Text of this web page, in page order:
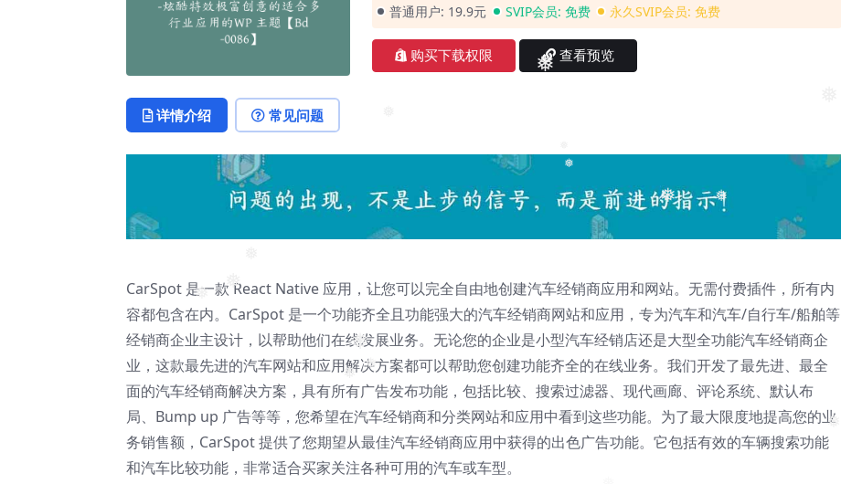
❅
❅
❅
❅
❅
❅
❅
❅
❅
普通用户: 19.9元 SVIP会员: 免费 永久SVIP会员: 免费
购买下载权限 查看预览
详情介绍 常见问题
CarSpot 是一款 React Native 应用，让您可以完全自由地创建汽车经销商应用和网站。无需付费插件，所有内
容都包含在内。CarSpot 是一个功能齐全且功能强大的汽车经销商网站和应用，专为汽车和汽车/自行车/船舶等
经销商企业主设计，以帮助他们在线发展业务。无论您的企业是小型汽车经销店还是大型全功能汽车经销商企
业，这款最先进的汽车网站和应用解决方案都可以帮助您创建功能齐全的在线业务。我们开发了最先进、最全
面的汽车经销商解决方案，具有所有广告发布功能，包括比较、搜索过滤器、现代画廊、评论系统、默认布
局、Bump up 广告等等，您希望在汽车经销商和分类网站和应用中看到这些功能。为了最大限度地提高您的业
务销售额，CarSpot 提供了您期望从最佳汽车经销商应用中获得的出色广告功能。它包括有效的车辆搜索功能
和汽车比较功能，非常适合买家关注各种可用的汽车或车型。